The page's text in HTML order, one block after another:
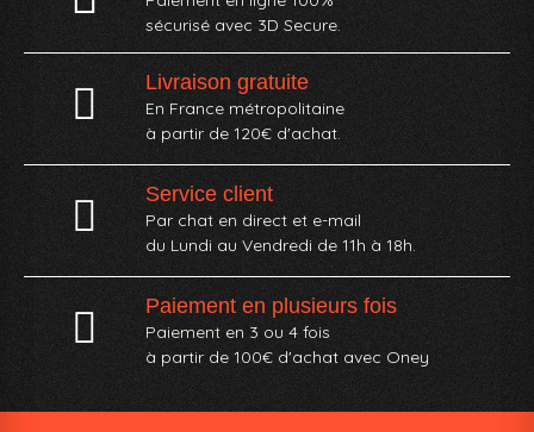
sécurisé avec 3D Secure.
Livraison gratuite
En France métropolitaine
à partir de 120€ d'achat.
Service client
Par chat en direct et e-mail
du Lundi au Vendredi de 11h à 18h.
Paiement en plusieurs fois
Paiement en 3 ou 4 fois
à partir de 100€ d'achat avec Oney​